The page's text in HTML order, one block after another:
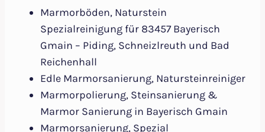
Marmorböden, Naturstein
Spezialreinigung für 83457 Bayerisch
Gmain – Piding, Schneizlreuth und Bad
Reichenhall
Edle Marmorsanierung, Natursteinreiniger
Marmorpolierung, Steinsanierung &
Marmor Sanierung in Bayerisch Gmain
Marmorsanierung, Spezial